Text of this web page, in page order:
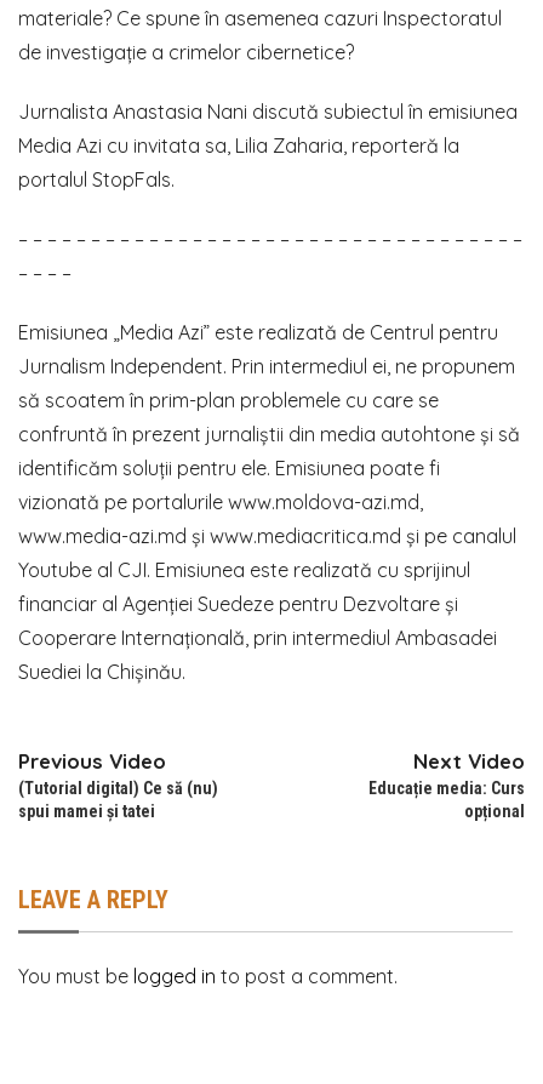
materiale? Ce spune în asemenea cazuri Inspectoratul
de investigație a crimelor cibernetice?
Jurnalista Anastasia Nani discută subiectul în emisiunea
Media Azi cu invitata sa, Lilia Zaharia, reporteră la
portalul StopFals.
– – – – – – – – – – – – – – – – – – – – – – – – – – – – – – – – – – –
– – – –
Emisiunea „Media Azi” este realizată de Centrul pentru
Jurnalism Independent. Prin intermediul ei, ne propunem
să scoatem în prim-plan problemele cu care se
confruntă în prezent jurnaliștii din media autohtone și să
identificăm soluții pentru ele. Emisiunea poate fi
vizionată pe portalurile www.moldova-azi.md,
www.media-azi.md și www.mediacritica.md și pe canalul
Youtube al CJI. Emisiunea este realizată cu sprijinul
financiar al Agenției Suedeze pentru Dezvoltare și
Cooperare Internațională, prin intermediul Ambasadei
Suediei la Chișinău.
Previous Video
(Tutorial digital) Ce să (nu)
spui mamei și tatei
Next Video
Educație media: Curs
opțional
LEAVE A REPLY
You must be logged in to post a comment.